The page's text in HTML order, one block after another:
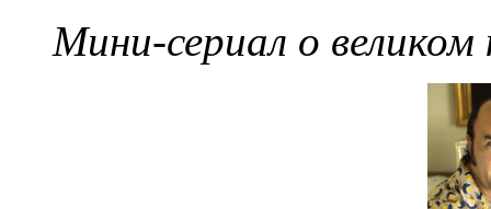
Мини-сериал о великом